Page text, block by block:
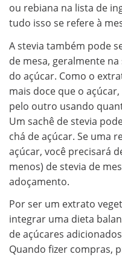
ou rebiana na lista de
tudo isso se refere à
A stevia também pode
de mesa, geralmente
do açúcar. Como o
mais doce que o
pelo outro usando
Um sachê de stevia
chá de açúcar. Se uma
açúcar, você precisará
menos) de stevia de
adoçamento.
Por ser um extrato
integrar uma dieta
de açúcares
Quando fizer compras,